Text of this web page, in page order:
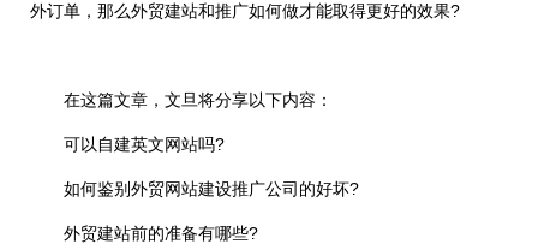
外订单，那么外贸建站和推广如何做才能取得更好的效果?
在这篇文章，文旦将分享以下内容：
可以自建英文网站吗?
如何鉴别外贸网站建设推广公司的好坏?
外贸建站前的准备有哪些?